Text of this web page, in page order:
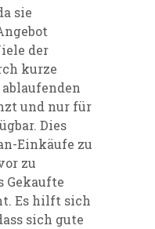
sie
der
kurze
und nur für
Dies
Einkäufe zu
zu
Gekaufte
Es hilft sich
sich gute